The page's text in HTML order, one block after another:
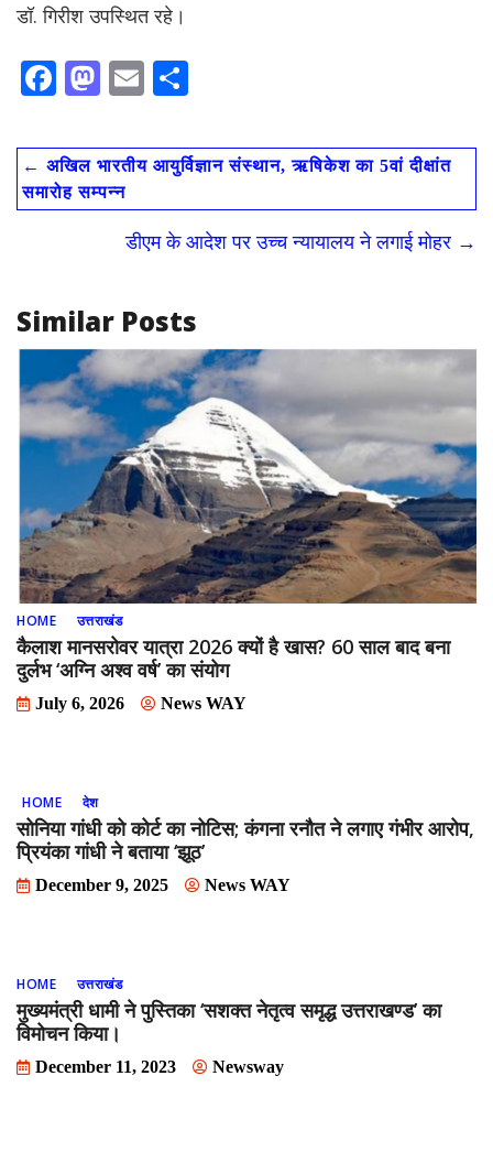
डॉ. गिरीश उपस्थित रहे।
F
e
b
o
M
to
d
o
E
ai
l
ar
e
← अखिल भारतीय आयुर्विज्ञान संस्थान, ऋषिकेश का 5वां दीक्षांत
समारोह सम्पन्न
डीएम के आदेश पर उच्च न्यायालय ने लगाई मोहर →
Similar Posts
HOME उत्तराखंड
कैलाश मानसरोवर यात्रा 2026 क्यों है खास? 60 साल बाद बना
दुर्लभ ‘अग्नि अश्व वर्ष’ का संयोग
July 6, 2026 News WAY
HOME देश
सोनिया गांधी को कोर्ट का नोटिस; कंगना रनौत ने लगाए गंभीर आरोप,
प्रियंका गांधी ने बताया ‘झूठ’
December 9, 2025 News WAY
HOME उत्तराखंड
मुख्यमंत्री धामी ने पुस्तिका ‘सशक्त नेतृत्व समृद्ध उत्तराखण्ड’ का
विमोचन किया।
December 11, 2023 Newsway